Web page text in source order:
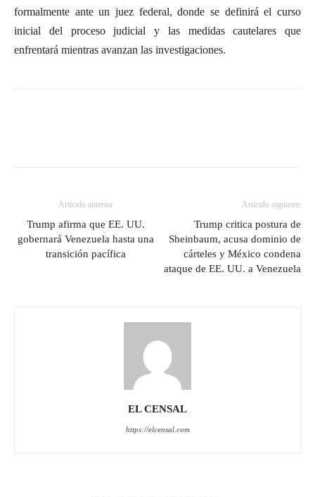
formalmente ante un juez federal, donde se definirá el curso
inicial del proceso judicial y las medidas cautelares que
enfrentará mientras avanzan las investigaciones.
Artículo anterior
Trump afirma que EE. UU.
gobernará Venezuela hasta una
transición pacífica
Artículo siguiente
Trump critica postura de
Sheinbaum, acusa dominio de
cárteles y México condena
ataque de EE. UU. a Venezuela
EL CENSAL
https://elcensal.com